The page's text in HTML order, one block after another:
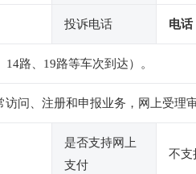
投诉电话 电话
路、19路等车次到达）。
问、注册和申报业务，网上受理
是否支持网上
支付
不支